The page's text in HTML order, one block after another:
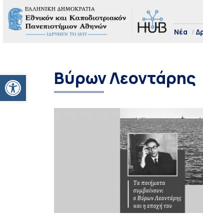
Ανοίξτε τη γραμμή εργαλείων
Νέα
Βύρων Λεοντάρης